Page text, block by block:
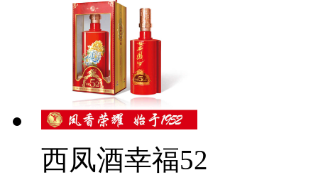
西凤酒幸福52